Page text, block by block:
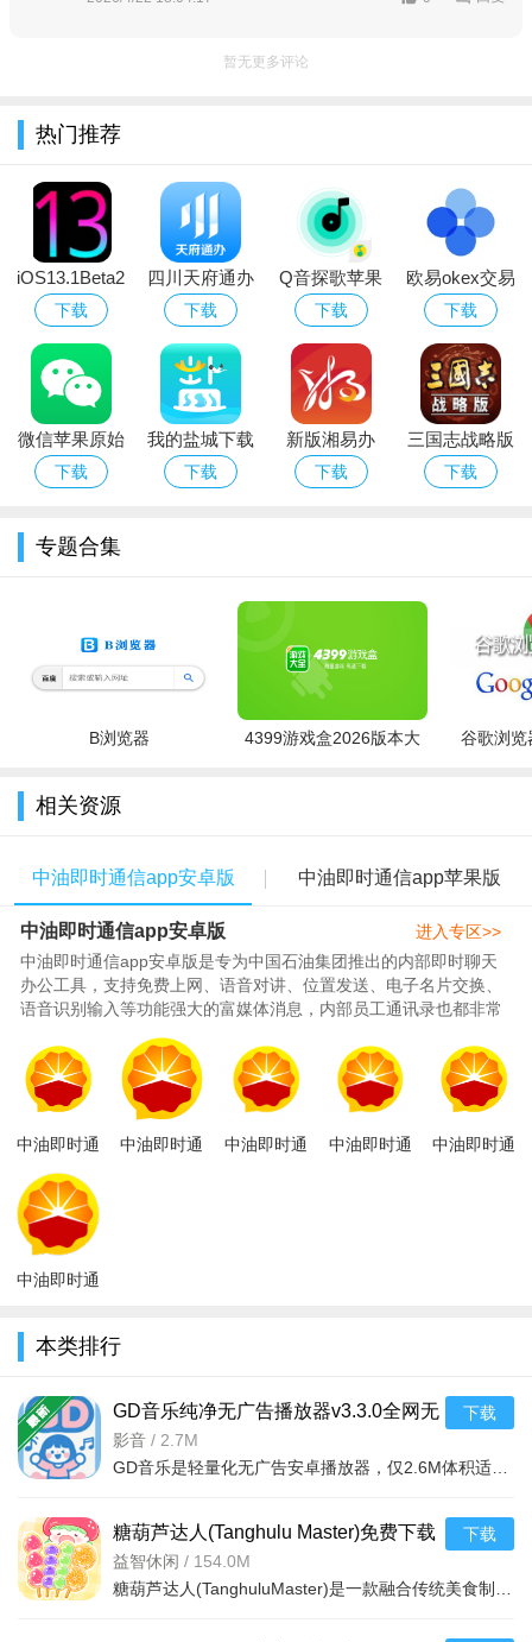
中油即时通信ios
1.即时消息，离线消息，一条也不放过
2.常用联系人加好友，查找更方便
3.文件传输，资料下载，再多文件发送也不手软
4.签名、头像、自定义群组等，让您用得更顺心
中油即时通信ios教程：
1.在本站下载该软件双击运行apk文件
2.点击快速安装，这里可选择文件安装目录
3.等待安装到100%
4.安装完毕点击开始使用，登录个人信息即可
暂无更多评论
热门推荐
iOS13.1Beta2
官方描述文件
正式版
下载
四川天府通办
app苹果版
下载
Q音探歌苹果
破解版
下载
欧易okex交易
所苹果版
下载
微信苹果原始
版（可虚拟支
下载
我的盐城下载
苹果手机app
下载
新版湘易办
app下载苹果
下载
三国志战略版
变态版ios
下载
专题合集
B浏览器
4399游戏盒2026版本大
谷歌浏览
相关资源
中油即时通信app安卓版 中油即时通信app苹果版
中油即时通信app安卓版
中油即时通信app安卓版是专为中国石油集团推出的内部即时聊天
办公工具，支持免费上网、语音对讲、位置发送、电子名片交换、
语音识别输入等功能强大的富媒体消息，内部员工通讯录也都非常
进入专区>>
中油即时通
端app安卓
版v2.5.5012
中油即时通
中油即时通
中油即时通
中油即时通
中油即时通
本v2.6.4100
本类排行
GD音乐纯净无广告播放器v3.3.0全网无
损音乐聚合工具
影音 / 2.7M
下载
糖葫芦达人(Tanghulu Master)免费下载
2026最新版v1.216.0安卓版
益智休闲 / 154.0M
下载